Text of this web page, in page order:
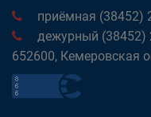
приёмная (38452)
дежурный (38452)
652600, Кемеровская